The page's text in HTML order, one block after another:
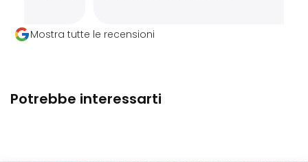
la
Mostra tutte le recensioni
Potrebbe interessarti